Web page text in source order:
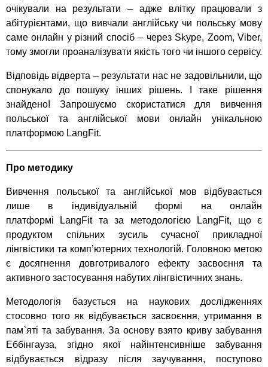
очікували на результати – адже влітку працювали з
абітурієнтами, що вивчали англійську чи польську мову
саме онлайн у різний спосіб – через Skype, Zoom, Viber,
тому змогли проаналізувати якість того чи іншого сервісу.
Відповідь відверта – результати нас не задовільнили, що
спонукало до пошуку інших рішень. І таке рішення
знайдено! Запрошуємо скористатися для вивчення
польської та англійської мови онлайн унікальною
платформою LangFit.
Про методику
Вивчення польської та англійської мов відбувається
лише в індивідуальній формі на онлайн
платформі LangFit та за методологією LangFit, що є
продуктом спільних зусиль сучасної прикладної
лінгвістики та комп’ютерних технологій. Головною метою
є досягнення довготривалого ефекту засвоєння та
активного застосування набутих лінгвістичних знань.
Методологія базується на наукових дослідженнях
стосовно того як відбувається засвоєння, утримання в
пам`яті та забування. За основу взято криву забування
Еббінгауза, згідно якої найінтенсивніше забування
відбувається відразу після заучування, поступово